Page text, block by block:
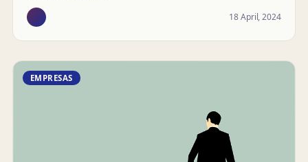
18 April, 2024
EMPRESAS